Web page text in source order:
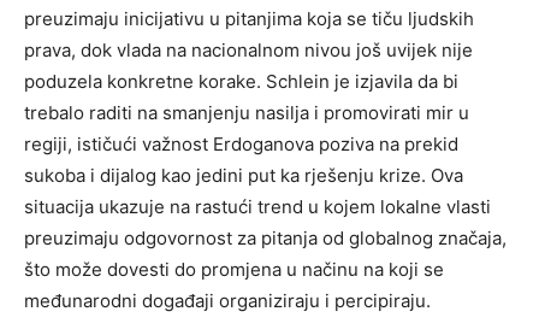
preuzimaju inicijativu u pitanjima koja se tiču ljudskih
prava, dok vlada na nacionalnom nivou još uvijek nije
poduzela konkretne korake. Schlein je izjavila da bi
trebalo raditi na smanjenju nasilja i promovirati mir u
regiji, ističući važnost Erdoganova poziva na prekid
sukoba i dijalog kao jedini put ka rješenju krize. Ova
situacija ukazuje na rastući trend u kojem lokalne vlasti
preuzimaju odgovornost za pitanja od globalnog značaja,
što može dovesti do promjena u načinu na koji se
međunarodni događaji organiziraju i percipiraju.